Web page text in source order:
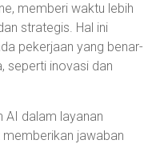
memberi waktu lebih
strategis. Hal ini
pekerjaan yang benar-
seperti inovasi dan
AI dalam layanan
jawaban